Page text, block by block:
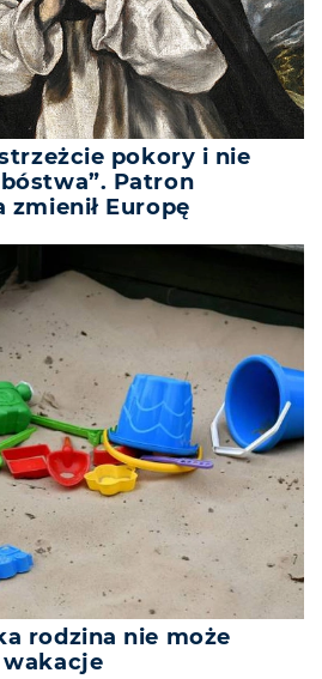
pokory i nie
Patron
zmienił Europę
rodzina nie może
wakacje